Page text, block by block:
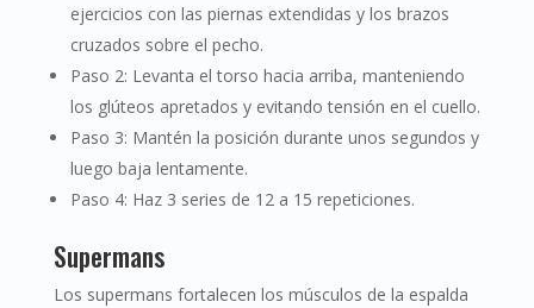
ejercicios con las piernas extendidas y los brazos
cruzados sobre el pecho.
Paso 2: Levanta el torso hacia arriba, manteniendo
los glúteos apretados y evitando tensión en el cuello.
Paso 3: Mantén la posición durante unos segundos y
luego baja lentamente.
Paso 4: Haz 3 series de 12 a 15 repeticiones.
Supermans
Los supermans fortalecen los músculos de la espalda